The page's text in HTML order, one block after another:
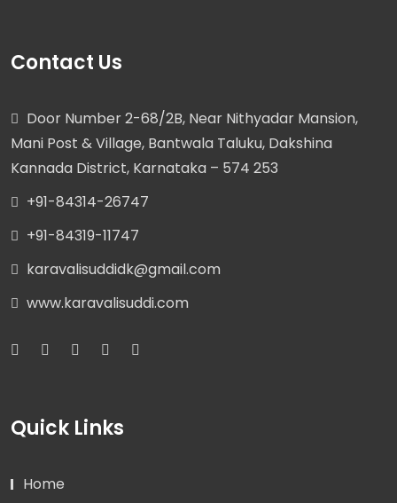
Contact Us
Door Number 2-68/2B, Near Nithyadar Mansion,
Mani Post & Village, Bantwala Taluku, Dakshina
Kannada District, Karnataka – 574 253
+91-84314-26747
+91-84319-11747
karavalisuddidk@gmail.com
www.karavalisuddi.com
Quick Links
Home